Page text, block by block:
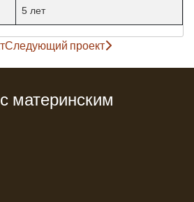
5 лет
Следующий проект
материнским